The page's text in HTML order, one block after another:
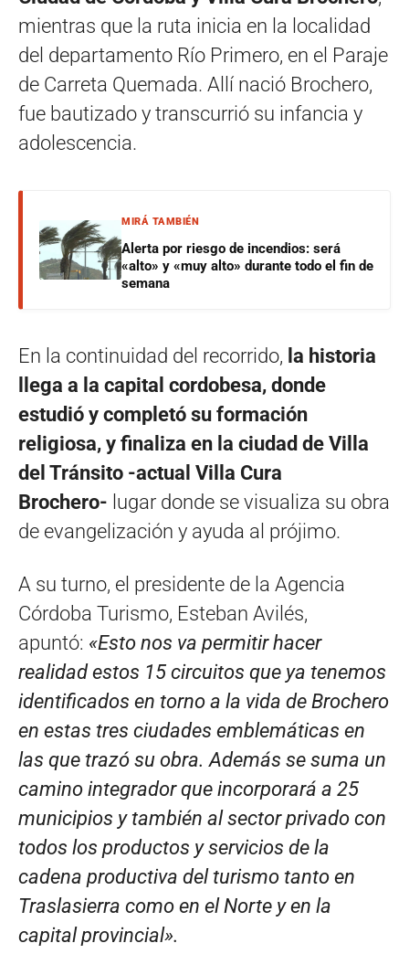
mientras que la ruta inicia en la localidad
del departamento Río Primero, en el Paraje
de Carreta Quemada. Allí nació Brochero,
fue bautizado y transcurrió su infancia y
adolescencia.
MIRÁ TAMBIÉN
Alerta por riesgo de incendios: será
«alto» y «muy alto» durante todo el fin de
semana
En la continuidad del recorrido, la historia
llega a la capital cordobesa, donde
estudió y completó su formación
religiosa, y finaliza en la ciudad de Villa
del Tránsito -actual Villa Cura
Brochero- lugar donde se visualiza su obra
de evangelización y ayuda al prójimo.
A su turno, el presidente de la Agencia
Córdoba Turismo, Esteban Avilés,
apuntó: «Esto nos va permitir hacer
realidad estos 15 circuitos que ya tenemos
identificados en torno a la vida de Brochero
en estas tres ciudades emblemáticas en
las que trazó su obra. Además se suma un
camino integrador que incorporará a 25
municipios y también al sector privado con
todos los productos y servicios de la
cadena productiva del turismo tanto en
Traslasierra como en el Norte y en la
capital provincial».